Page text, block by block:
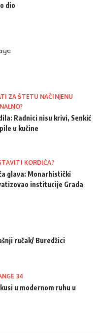
dio
ZA ŠTETU NAČINJENU
Radnici nisu krivi, Senkić
u kučine
KORDIĆA?
glava: Monarhistički
institucije Grada
ručak/ Buredžici
34
u modernom ruhu u